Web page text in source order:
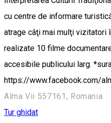
cu centre de informare
atrage câţi mai mulţi vizitatori
realizate 10 filme
accesibile publicului larg.
https://www.facebook.com/
Alma Vii 557161, Romania
Tur ghidat